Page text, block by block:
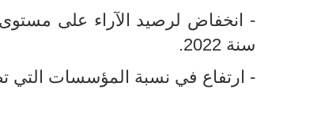
- انخفاض لرصيد الآراء على
سنة 2022.
- ارتفاع في نسبة المؤسسات التي